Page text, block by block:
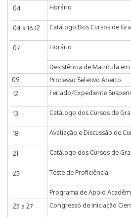
04 Horário
04 a 16.12 Catálogo Dos Cursos de
07 Horário
Desistência de Matrícula
09
Processo Seletivo Aberto
12
Feriado/Expediente
13 Catálogo dos Cursos de
18 Avaliação e Discussão de
21 Catálogo dos Cursos de
25 Teste de Proficiência
Programa de Apoio
25 a 27
Congresso de Iniciação